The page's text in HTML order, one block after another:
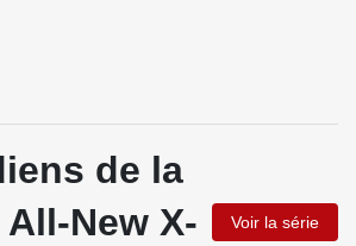
de la
New X-
Voir la série